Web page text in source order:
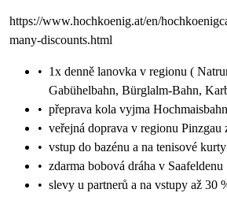
https://www.hochkoenig.at/en/
many-discounts.html
• 1x denně lanovka v regionu (
Gabühelbahn, Bürglalm-Bahn,
• přeprava kola vyjma Hochmaisbahn
• veřejná doprava v regionu Pinzgau
• vstup do bazénu a na tenisové
• zdarma bobová dráha v Saafeldenu
• slevy u partnerů a na vstupy až 30